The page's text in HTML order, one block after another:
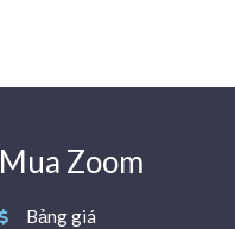
Mua Zoom
Bảng giá